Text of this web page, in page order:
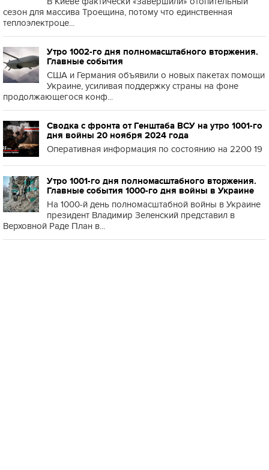
сезон для массива Троещина, потому что единственная
теплоэлектроце...
Утро 1002-го дня полномасштабного вторжения.
Главные события
США и Германия объявили о новых пакетах помощи
Украине, усиливая поддержку страны на фоне
продолжающегося конф...
Сводка с фронта от Генштаба ВСУ на утро 1001-го
дня войны 20 ноября 2024 года
Оперативная информация по состоянию на 2200 19
Утро 1001-го дня полномасштабного вторжения.
Главные события 1000-го дня войны в Украине
На 1000-й день полномасштабной войны в Украине
президент Владимир Зеленский представил в
Верховной Раде План в...